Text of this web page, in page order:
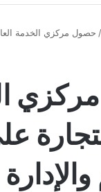
/ حصول مركزي الخدمة